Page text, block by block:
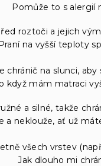
Pomůže to s alergií
roztoči a jejich
na vyšší teploty
chránič na slunci,
když mám matraci
a silné, takže
a neklouže, ať už
všech vrstev
Jak dlouho mi